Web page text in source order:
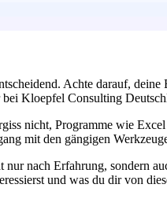
Achte darauf,
Kloepfel Consulting
nicht, Programme wie
mit den gängigen
nach Erfahrung, sondern
und was du dir von